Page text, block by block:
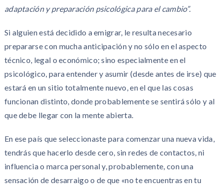
adaptación y preparación psicológica para el cambio”.
Si alguien está decidido a emigrar, le resulta necesario
prepararse con mucha anticipación y no sólo en el aspecto
técnico, legal o económico; sino especialmente en el
psicológico, para entender y asumir (desde antes de irse) que
estará en un sitio totalmente nuevo, en el que las cosas
funcionan distinto, donde probablemente se sentirá sólo y al
que debe llegar con la mente abierta.
En ese país que seleccionaste para comenzar una nueva vida,
tendrás que hacerlo desde cero, sin redes de contactos, ni
influencia o marca personal y, probablemente, con una
sensación de desarraigo o de que «no te encuentras en tu